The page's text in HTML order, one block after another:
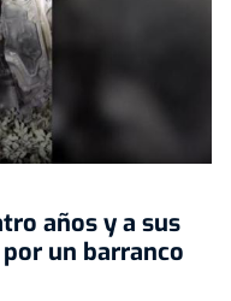
años y a sus
un barranco